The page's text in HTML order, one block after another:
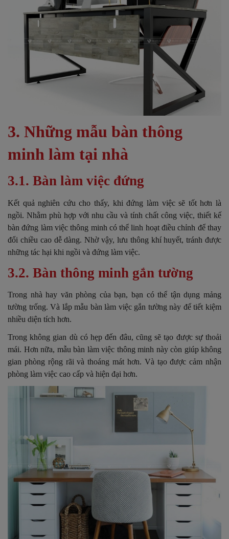
3. Những mẫu bàn thông
minh làm tại nhà
3.1. Bàn làm việc đứng
Kết quả nghiên cứu cho thấy, khi đứng làm việc sẽ tốt hơn là
ngồi. Nhằm phù hợp với nhu cầu và tính chất công việc, thiết kế
bàn đứng làm việc thông minh có thể linh hoạt điều chỉnh để thay
đổi chiều cao dễ dàng. Nhờ vậy, lưu thông khí huyết, tránh được
những tác hại khi ngồi và đứng làm việc.
3.2. Bàn thông minh gắn tường
Trong nhà hay văn phòng của bạn, bạn có thể tận dụng mảng
tường trống. Và lắp mẫu bàn làm việc gắn tường này để tiết kiệm
nhiều diện tích hơn.
Trong không gian dù có hẹp đến đâu, cũng sẽ tạo được sự thoải
mái. Hơn nữa, mẫu bàn làm việc thông minh này còn giúp không
gian phòng rộng rãi và thoáng mát hơn. Và tạo được cảm nhận
phòng làm việc cao cấp và hiện đại hơn.